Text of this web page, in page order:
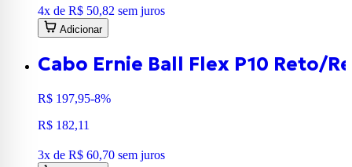
4x de R$ 50,82 sem juros
Adicionar
Cabo Ernie Ball Flex P10 Reto/
R$ 197,95-8%
R$ 182,11
3x de R$ 60,70 sem juros